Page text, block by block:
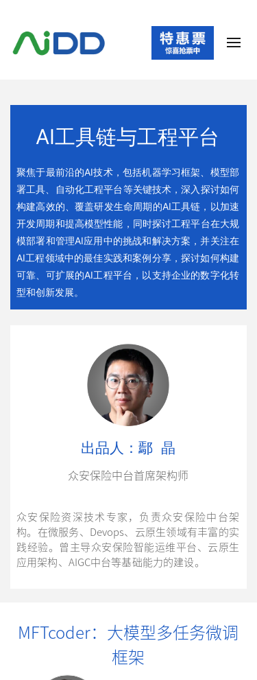
出品人：鄢 晶
众安保险中台首席架构师
众安保险资深技术专家，负责众安保险中台架
构。在微服务、Devops、云原生领域有丰富的实
践经验。曾主导众安保险智能运维平台、云原生
应用架构、AIGC中台等基础能力的建设。
AI工具链与工程平台
聚焦于最前沿的AI技术，包括机器学习框架、模型部
署工具、自动化工程平台等关键技术，深入探讨如何
构建高效的、覆盖研发生命周期的AI工具链，以加速
开发周期和提高模型性能，同时探讨工程平台在大规
模部署和管理AI应用中的挑战和解决方案，并关注在
AI工程领域中的最佳实践和案例分享，探讨如何构建
可靠、可扩展的AI工程平台，以支持企业的数字化转
型和创新发展。
MFTcoder：大模型多任务微调
框架